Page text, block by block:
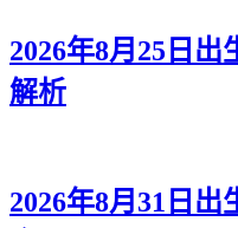
2026年8月25日
解析
2026年8月31日